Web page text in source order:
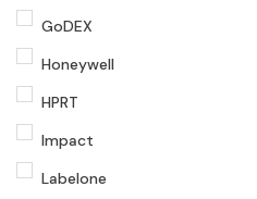
GoDEX
Honeywell
HPRT
Impact
Labelone